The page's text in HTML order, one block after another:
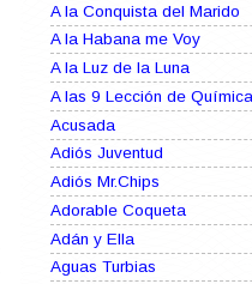
A la Conquista del Marido
A la Habana me Voy
A la Luz de la Luna
A las 9 Lección de Química
Acusada
Adiós Juventud
Adiós Mr.Chips
Adorable Coqueta
Adán y Ella
Aguas Turbias